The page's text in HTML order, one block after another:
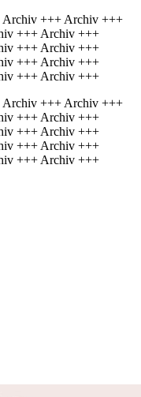
+++ Archiv +++
+++ Archiv +++
+++ Archiv +++
+++ Archiv +++
+++ Archiv +++
+++ Archiv +++
+++ Archiv +++
+++ Archiv +++
+++ Archiv +++
+++ Archiv +++